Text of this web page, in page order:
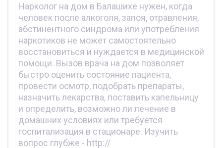
Нарколог на дом в Балашихе нужен, когда
человек после алкоголя, запоя, отравления,
абстинентного синдрома или употребления
наркотиков не может самостоятельно
восстановиться и нуждается в медицинской
помощи. Вызов врача на дом позволяет
быстро оценить состояние пациента,
провести осмотр, подобрать препараты,
назначить лекарства, поставить капельницу
и определить, возможно ли лечение в
домашних условиях или требуется
госпитализация в стационаре. Изучить
вопрос глубже - http://